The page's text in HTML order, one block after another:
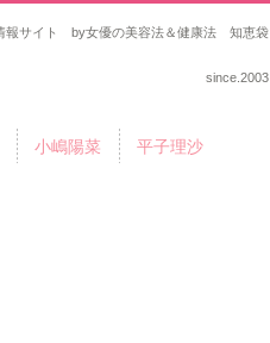
報サイト by女優の美容法＆健康法 知恵袋
since.2003
小嶋陽菜 平子理沙